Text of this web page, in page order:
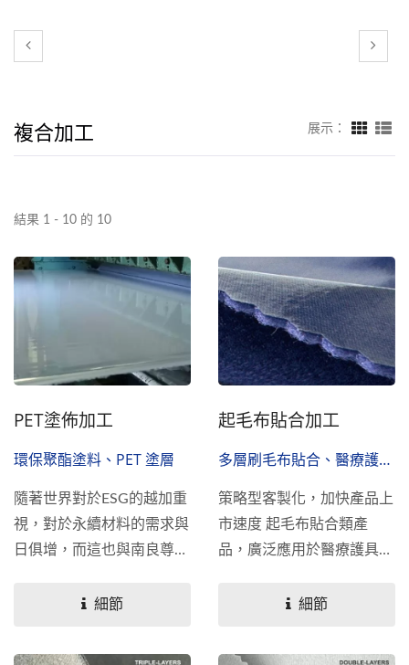
複合加工 展示：
結果 1 - 10 的 10
PET塗佈加工
環保聚酯塗料、PET 塗層
隨著世界對於ESG的越加重
視，對於永續材料的需求與
日俱增，而這也與南良尊重
不謀而合。 ...細節
起毛布貼合加工
多層刷毛布貼合、醫療護具
用布貼合、柔軟內襯複合技
術
策略型客製化，加快產品上
市速度 起毛布貼合類產
品，廣泛應用於醫療護具及
及工業裝備等產品的可調整
靈活度及耐用度的關鍵配
細節